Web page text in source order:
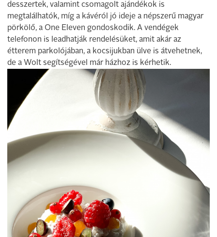
desszertek, valamint csomagolt ajándékok is
megtalálhatók, míg a kávéról jó ideje a népszerű magyar
pörkölő, a One Eleven gondoskodik. A vendégek
telefonon is leadhatják rendelésüket, amit akár az
étterem parkolójában, a kocsijukban ülve is átvehetnek,
de a Wolt segítségével már házhoz is kérhetik.